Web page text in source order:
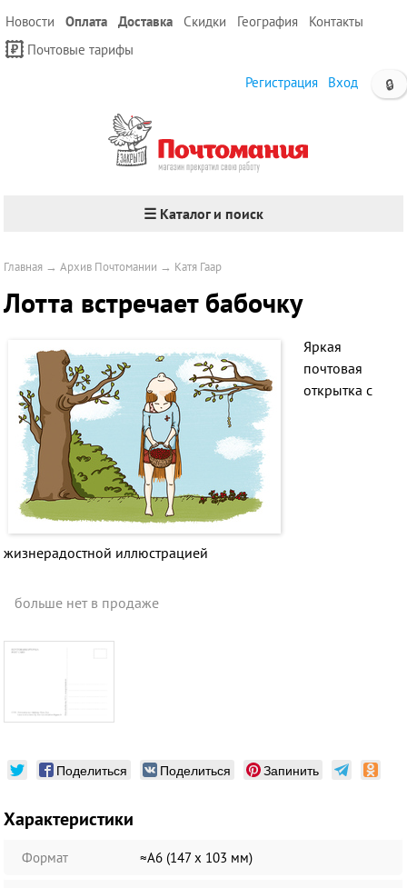
Новости Оплата Доставка Скидки География
Контакты
Почтовые тарифы
🔒
Регистрация Вход
☰ Каталог и поиск
Главная →Архив Почтомании → Катя Гаар
Лотта встречает бабочку
Яркая
почтовая
открытка с
жизнерадостной иллюстрацией
больше нет в продаже
Поделиться Поделиться Запинить
Характеристики
Формат ≈А6 (147 х 103 мм)